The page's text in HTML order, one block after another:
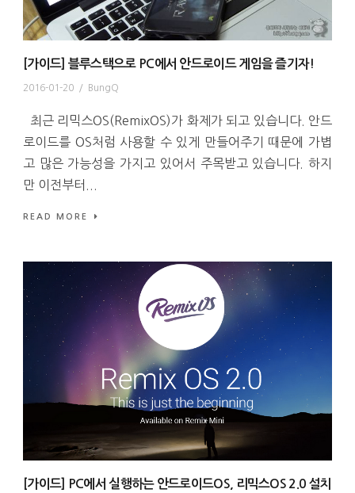
[가이드] 블루스택으로 PC에서 안드로이드 게임을 즐기자!
2016-01-20 / BungQ
최근 리믹스OS(RemixOS)가 화제가 되고 있습니다. 안드
로이드를 OS처럼 사용할 수 있게 만들어주기 때문에 가볍
고 많은 가능성을 가지고 있어서 주목받고 있습니다. 하지
만 이전부터...
READ MORE
[가이드] PC에서 실행하는 안드로이드OS, 리믹스OS 2.0 설치